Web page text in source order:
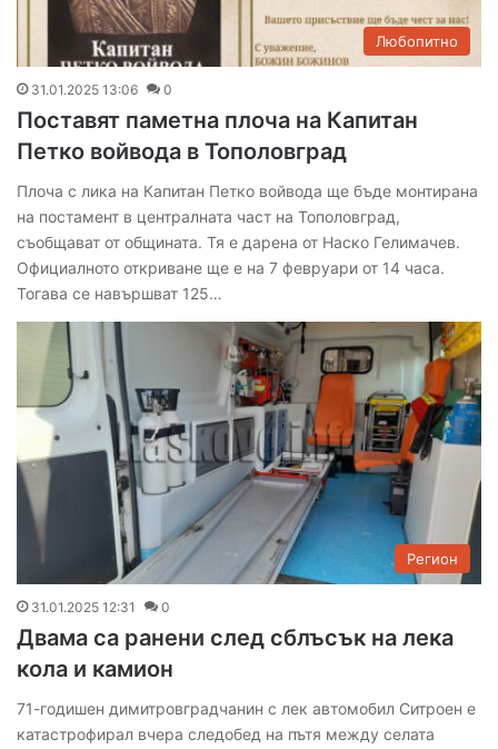
Любопитно
31.01.2025 13:06 0
Поставят паметна плоча на Капитан
Петко войвода в Тополовград
Плоча с лика на Капитан Петко войвода ще бъде монтирана
на постамент в централната част на Тополовград,
съобщават от общината. Тя е дарена от Наско Гелимачев.
Официалното откриване ще е на 7 февруари от 14 часа.
Тогава се навършват 125…
Регион
31.01.2025 12:31 0
Двама са ранени след сблъсък на лека
кола и камион
71-годишен димитровградчанин с лек автомобил Ситроен е
катастрофирал вчера следобед на пътя между селата